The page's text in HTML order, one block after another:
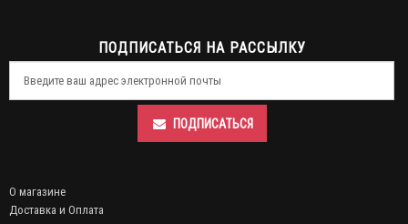
ПОДПИСАТЬСЯ НА РАССЫЛКУ
ПОДПИСАТЬСЯ
О магазине
Доставка и Оплата